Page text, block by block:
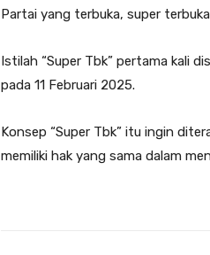
Partai yang terbuka, super
Istilah “Super Tbk” pertama kali
pada 11 Februari 2025.
Konsep “Super Tbk” itu ingin
memiliki hak yang sama dalam